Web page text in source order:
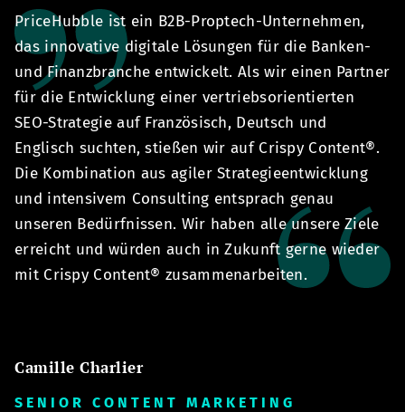
PriceHubble ist ein B2B-Proptech-Unternehmen,
das innovative digitale Lösungen für die Banken-
und Finanzbranche entwickelt. Als wir einen Partner
für die Entwicklung einer vertriebsorientierten
SEO-Strategie auf Französisch, Deutsch und
Englisch suchten, stießen wir auf Crispy Content®.
Die Kombination aus agiler Strategieentwicklung
und intensivem Consulting entsprach genau
unseren Bedürfnissen. Wir haben alle unsere Ziele
erreicht und würden auch in Zukunft gerne wieder
mit Crispy Content® zusammenarbeiten.
Camille Charlier
SENIOR CONTENT MARKETING